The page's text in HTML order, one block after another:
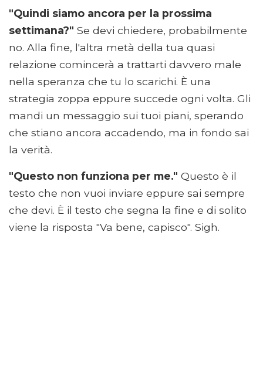
"Quindi siamo ancora per la prossima
settimana?" Se devi chiedere, probabilmente
no. Alla fine, l'altra metà della tua quasi
relazione comincerà a trattarti davvero male
nella speranza che tu lo scarichi. È una
strategia zoppa eppure succede ogni volta. Gli
mandi un messaggio sui tuoi piani, sperando
che stiano ancora accadendo, ma in fondo sai
la verità.
"Questo non funziona per me." Questo è il
testo che non vuoi inviare eppure sai sempre
che devi. È il testo che segna la fine e di solito
viene la risposta "Va bene, capisco". Sigh.